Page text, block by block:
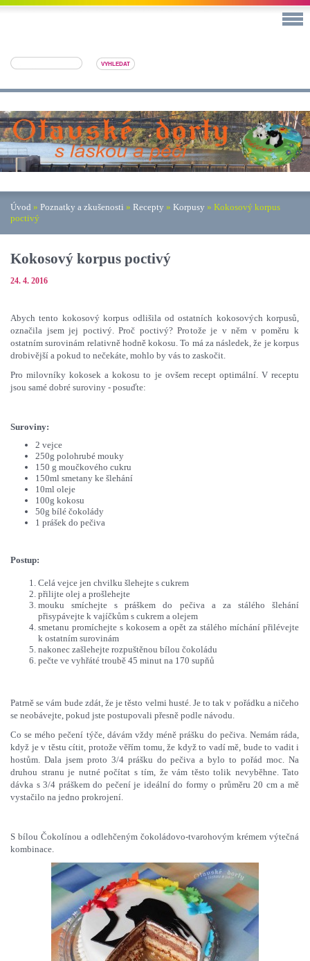
Úvod » Poznatky a zkušenosti » Recepty » Korpusy » Kokosový korpus
poctivý
Kokosový korpus poctivý
24. 4. 2016
Abych tento kokosový korpus odlišila od ostatních kokosových korpusů,
označila jsem jej poctivý. Proč poctivý? Protože je v něm v poměru k
ostatním surovinám relativně hodně kokosu. To má za následek, že je korpus
drobivější a pokud to nečekáte, mohlo by vás to zaskočit.
Pro milovníky kokosek a kokosu to je ovšem recept optimální. V receptu
jsou samé dobré suroviny - posuďte:
Suroviny:
2 vejce
250g polohrubé mouky
150 g moučkového cukru
150ml smetany ke šlehání
10ml oleje
100g kokosu
50g bílé čokolády
1 prášek do pečiva
Postup:
Celá vejce jen chvilku šlehejte s cukrem
přilijte olej a prošlehejte
mouku smíchejte s práškem do pečiva a za stálého šlehání
přisypávejte k vajíčkům s cukrem a olejem
smetanu promíchejte s kokosem a opět za stálého míchání přilévejte
k ostatním surovinám
nakonec zašlehejte rozpuštěnou bílou čokoládu
pečte ve vyhřáté troubě 45 minut na 170 supňů
Patrně se vám bude zdát, že je těsto velmi husté. Je to tak v pořádku a ničeho
se neobávejte, pokud jste postupovali přesně podle návodu
Co se mého pečení týče, dávám vždy méně prášku do pečiva. Nemám ráda,
když je v těstu cítit, protože věřím tomu, že když to vadí mě, bude to vadit i
hostům. Dala jsem proto 3/4 prášku do pečiva a bylo to pořád moc. Na
druhou stranu je nutné počítat s tím, že vám těsto tolik nevyběhne. Tato
dávka s 3/4 práškem do pečení je ideální do formy o průměru 20 cm a mě
vystačilo na jedno prokrojení.
S bílou Čokolínou a odlehčeným čokoládovo-tvarohovým krémem výtečná
kombinace.